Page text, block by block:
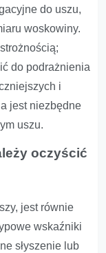
do uszu,
woskowiny.
do podrażnienia
i
jest niezbędne
uszu.
oczyścić
jest równie
wskaźniki
słyszenie lub